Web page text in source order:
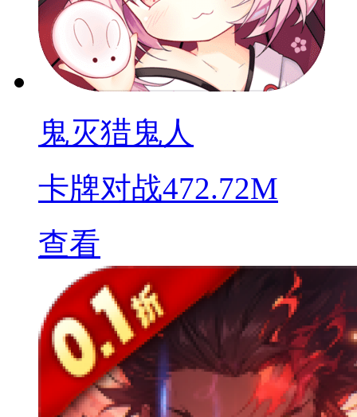
鬼灭猎鬼人
卡牌对战472.72M
查看